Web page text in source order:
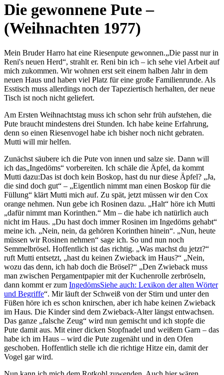
Die gewonnene Pute –
(Weihnachten 1977)
Mein Bruder Harro hat eine Riesenpute gewonnen. Die passt nur in
Reni's neuen Herd , strahlt er. Reni bin ich – ich sehe viel Arbeit auf
mich zukommen. Wir wohnen erst seit einem halben Jahr in dem
neuen Haus und haben viel Platz für eine große Familienrunde. Als
Esstisch muss allerdings noch der Tapeziertisch herhalten, der neue
Tisch ist noch nicht geliefert.
Am Ersten Weihnachtstag muss ich schon sehr früh aufstehen, die
Pute braucht mindestens drei Stunden. Ich habe keine Erfahrung,
denn so einen Riesenvogel habe ich bisher noch nicht gebraten.
Mutti will mir helfen.
Zunächst säubere ich die Pute von innen und salze sie. Dann will
ich das Ingedöms
vorbereiten. Ich schäle die Äpfel, da kommt
Mutti dazu:Das ist doch kein Boskop, hast du nur diese Äpfel?
Ja,
die sind doch gut
–
Eigentlich nimmt man einen Boskop für die
Füllung
klärt Mutti mich auf. Zu spät, jetzt müssen wir den Cox
orange nehmen. Nun gebe ich Rosinen dazu.
Halt
höre ich Mutti
dafür nimmt man Korinthen.
Mm – die habe ich natürlich auch
nicht im Haus.
Du hast doch immer Rosinen im Ingedöms gehabt
meine ich.
Nein, nein, da gehören Korinthen hinein .
Nun, heute
müssen wir Rosinen nehmen
sage ich. So und nun noch
Semmelbrösel. Hoffentlich ist das richtig.
Was machst du jetzt?
ruft Mutti entsetzt,
hast du keinen Zwieback im Haus?
Nein,
wozu das denn, ich hab doch die Brösel?
Den Zwieback muss
man zwischen Pergamentpapier mit der Kuchenrolle zerbröseln,
dann kommt er zum IngedömsSiehe auch: Lexikon der alten Wörter
und Begriffe . Mir läuft der Schweiß von der Stirn und unter den
Füßen höre ich es schon knirschen, aber ich habe keinen Zwieback
im Haus. Die Kinder sind dem Zwieback-Alter längst entwachsen.
Das ganze
falsche Zeug
wird nun gemischt und ich stopfe die
Pute damit aus. Mit einer dicken Stopfnadel und weißem Garn – das
habe ich im Haus – wird die Pute zugenäht und in den Ofen
geschoben. Hoffentlich stelle ich die richtige Hitze ein, damit der
Vogel gar wird.